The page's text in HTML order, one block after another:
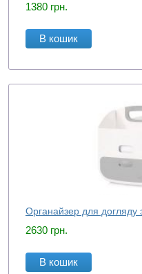
1380 грн.
В кошик
Органайзер для догляду
2630 грн.
В кошик